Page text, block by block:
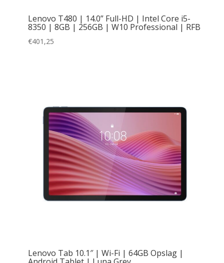
Lenovo T480 | 14.0” Full-HD | Intel Core i5-
8350 | 8GB | 256GB | W10 Professional | RFB
€401,25
Lenovo Tab 10.1″ | Wi-Fi | 64GB Opslag |